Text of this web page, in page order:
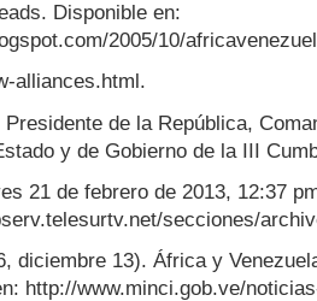
Disponible en:
2005/10/
alliances.html.
Presidente de la República,
y de Gobierno de la III
21 de febrero de 2013, 12:37
secciones/
diciembre 13). África y
http://www.minci.gob.ve/